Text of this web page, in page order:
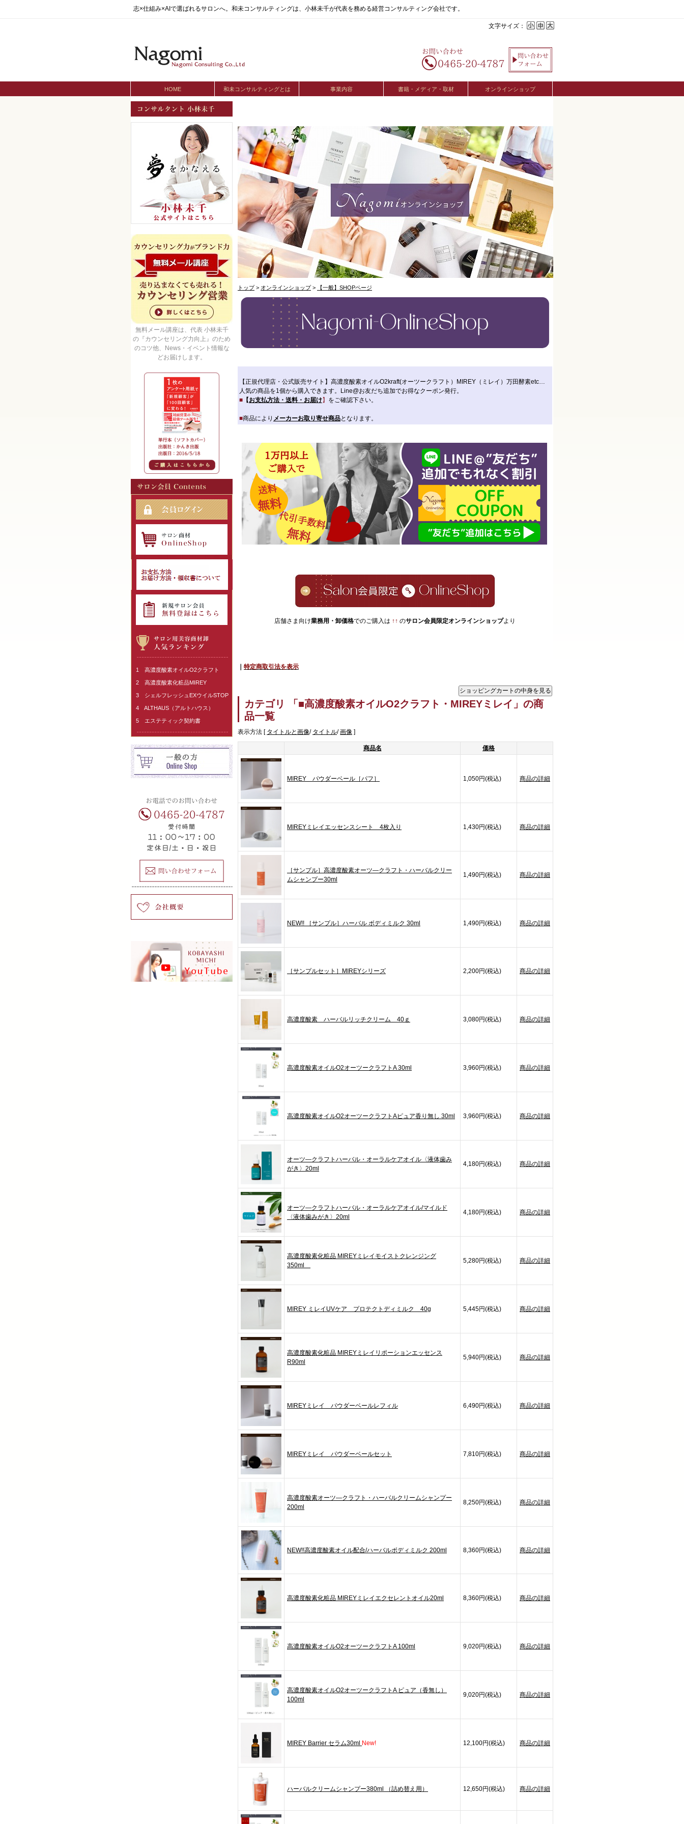
志×仕組み×AIで選ばれるサロンへ。和未コンサルティングは、小林未千が代表を務める経営コンサルティング会社です。
文字サイズ：
HOME 和未コンサルティングとは 事業内容 書籍・メディア・取材 オンラインショップ
無料メール講座は、代表 小林未千
の『カウンセリング力向上』のため
のコツ他、News・イベント情報な
どお届けします。
1 高濃度酸素オイルO2クラフト
2 高濃度酸素化粧品MIREY
3 シェルフレッシュEXウイルSTOP
4 ALTHAUS（アルトハウス）
5 エステティック契約書
トップ> オンラインショップ> 【一般】SHOPページ
【正規代理店・公式販売サイト】高濃度酸素オイルO2kraft(オーツークラフト）MIREY（ミレイ）万田酵素etc…
人気の商品を1個から購入できます。Line@お友だち追加でお得なクーポン発行。
■ 【お支払方法・送料・お届け】 をご確認下さい。
■商品により メーカーお取り寄せ商品となります。
店舗さま向け業務用・卸価格でのご購入は ↑↑ のサロン会員限定オンラインショップより
特定商取引法を表示
カテゴリ 「■高濃度酸素オイルO2クラフト・MIREYミレイ」の商
品一覧
表示方法 [ タイトルと画像/ タイトル/画像 ]
商品名 価格
MIREY パウダーベール［パフ］ 1,050円(税込) 商品の詳細
MIREYミレイエッセンスシート 4枚入り 1,430円(税込) 商品の詳細
［サンプル］高濃度酸素オーツ―クラフト・ハーバルクリー
ムシャンプー30ml
1,490円(税込) 商品の詳細
NEW!! ［サンプル］ハーバル ボディミルク 30ml 1,490円(税込) 商品の詳細
［サンプルセット］MIREYシリーズ 2,200円(税込) 商品の詳細
高濃度酸素 ハーバルリッチクリーム 40ｇ 3,080円(税込) 商品の詳細
高濃度酸素オイルO2オーツークラフトA 30ml 3,960円(税込) 商品の詳細
高濃度酸素オイルO2オーツークラフトAピュア香り無し 30ml 3,960円(税込) 商品の詳細
オーツ―クラフトハーバル・オーラルケアオイル〈液体歯み
がき〉20ml
4,180円(税込) 商品の詳細
オーツ―クラフトハーバル・オーラルケアオイル/マイルド
〈液体歯みがき〉20ml
4,180円(税込) 商品の詳細
高濃度酸素化粧品 MIREYミレイモイストクレンジング
350ml
5,280円(税込) 商品の詳細
MIREY ミレイUVケア プロテクトディミルク 40g 5,445円(税込) 商品の詳細
高濃度酸素化粧品 MIREYミレイリポーションエッセンス
R90ml
5,940円(税込) 商品の詳細
MIREYミレイ パウダーベールレフィル 6,490円(税込) 商品の詳細
MIREYミレイ パウダーベールセット 7,810円(税込) 商品の詳細
高濃度酸素オーツ―クラフト・ハーバルクリームシャンプー
200ml
8,250円(税込) 商品の詳細
NEW!!高濃度酸素オイル配合/ハーバルボディミルク 200ml 8,360円(税込) 商品の詳細
高濃度酸素化粧品 MIREYミレイエクセレントオイル20ml 8,360円(税込) 商品の詳細
高濃度酸素オイルO2オーツークラフトA 100ml 9,020円(税込) 商品の詳細
高濃度酸素オイルO2オーツークラフトA ピュア（香無し）
100ml
9,020円(税込) 商品の詳細
MIREY Barrier セラム30ml New! 12,100円(税込) 商品の詳細
ハーバルクリームシャンプー380ml （詰め替え用） 12,650円(税込) 商品の詳細